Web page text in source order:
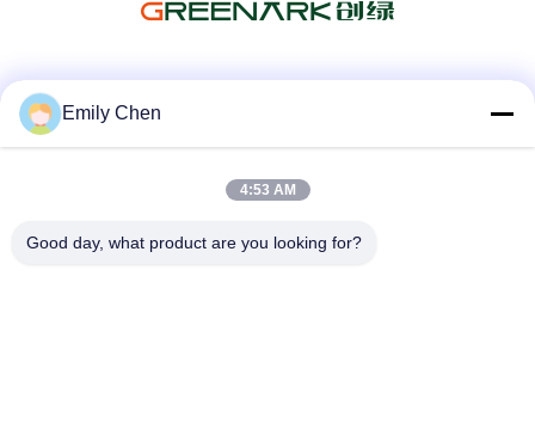
Emily Chen
4:53 AM
Good day, what product are you looking for?